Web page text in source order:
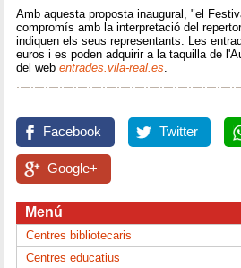
Amb aquesta proposta inaugural, "el
compromís amb la interpretació del
indiquen els seus representants. Les
euros i es poden adquirir a la taquilla de
del webentrades.vila-real.es
Facebook Twitter
Google+
Menú
Centres bibliotecaris
Centres educatius